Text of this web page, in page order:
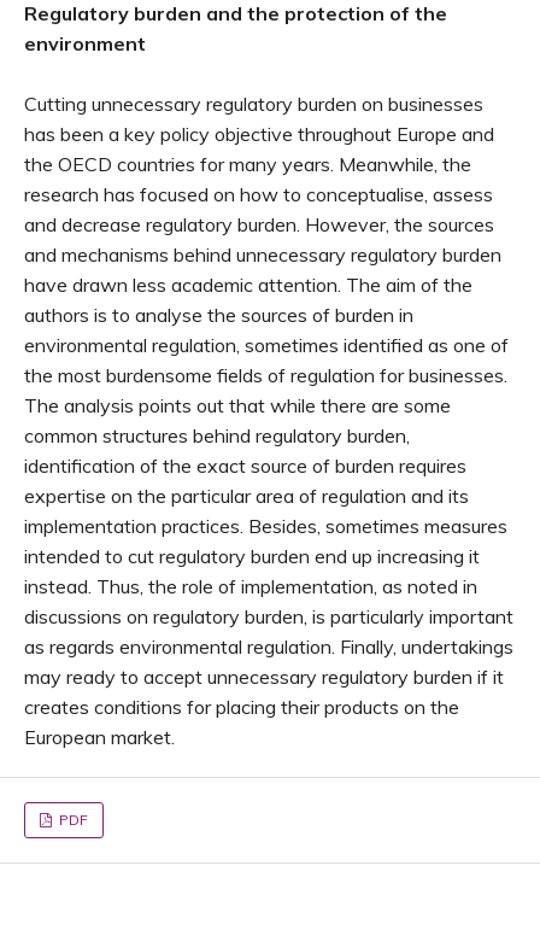
Regulatory burden and the protection of the
environment
Cutting unnecessary regulatory burden on businesses
has been a key policy objective throughout Europe and
the OECD countries for many years. Meanwhile, the
research has focused on how to conceptualise, assess
and decrease regulatory burden. However, the sources
and mechanisms behind unnecessary regulatory burden
have drawn less academic attention. The aim of the
authors is to analyse the sources of burden in
environmental regulation, sometimes identified as one of
the most burdensome fields of regulation for businesses.
The analysis points out that while there are some
common structures behind regulatory burden,
identification of the exact source of burden requires
expertise on the particular area of regulation and its
implementation practices. Besides, sometimes measures
intended to cut regulatory burden end up increasing it
instead. Thus, the role of implementation, as noted in
discussions on regulatory burden, is particularly important
as regards environmental regulation. Finally, undertakings
may ready to accept unnecessary regulatory burden if it
creates conditions for placing their products on the
European market.
PDF